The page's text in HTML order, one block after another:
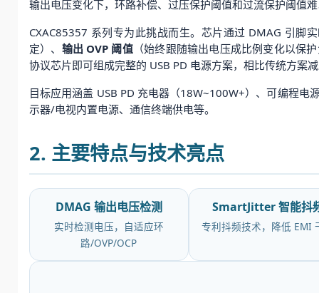
输出电压变化下，环路补偿、过压保护阈值和过流保护阈值
CXAC85357 系列专为此挑战而生。芯片通过 DMAG 引脚
定）、 输出 OVP 阈值（始终跟随输出电压成比例变化以保
协议芯片即可组成完整的 USB PD 电源方案，相比传统方案
目标应用涵盖 USB PD 充电器（18W~100W+）、可编程
示器/电视内置电源、通信终端供电等。
2. 主要特点与技术亮点
DMAG 输出电压检测
实时检测电压，自适应环
路/OVP/OCP
SmartJitter 智能抖
专利抖频技术，降低 EMI